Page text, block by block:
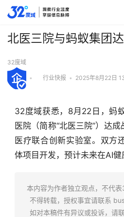
北医三院与蚂蚁集团
32度域
• 行业快报 • 2025年8月22日
32度域获悉，8月22日，蚂
医院（简称“北医三院”）达
医疗联合创新实验室。双方
体项目开发，预计未来在AI健
本内容为作者独立观点，不代
不得转载，授权事宜请联系
如对本稿件有异议或投诉，请